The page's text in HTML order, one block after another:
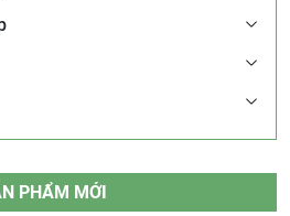
PHẨM MỚI